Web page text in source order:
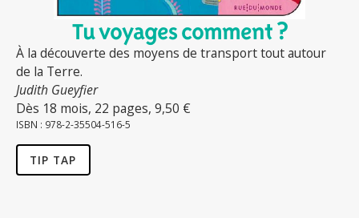
Tu voyages comment ?
À la découverte des moyens de transport tout autour
de la Terre.
Judith Gueyfier
Dès 18 mois, 22 pages, 9,50 €
ISBN : 978-2-35504-516-5
TIP TAP